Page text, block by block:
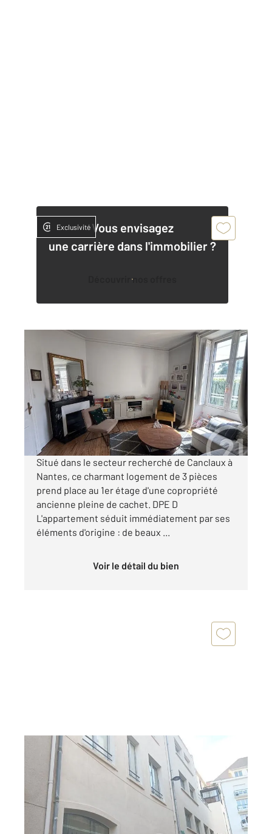
Vous envisagez
une carrière dans l'immobilier ?
Découvrir nos offres
Exclusivité
86,26 m2 , 3 pièces
Ref : 1462
Appartement F3 à vendre
299 000 €
Visiter le site dédié
Situé dans le secteur recherché de Canclaux à
Nantes, ce charmant logement de 3 pièces
prend place au 1er étage d'une copropriété
ancienne pleine de cachet. DPE D
L'appartement séduit immédiatement par ses
éléments d'origine : de beaux ...
Voir le détail du bien
NANTES 44
51,76 m
, 3 pièces
Ref : 1567
Appartement T3 à vendre
231 000 €